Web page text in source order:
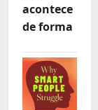
acontece
de forma